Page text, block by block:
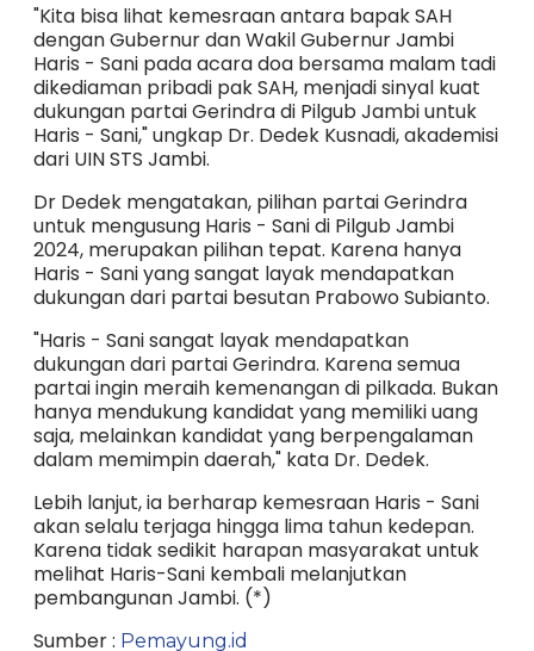
"Kita bisa lihat kemesraan antara bapak SAH
dengan Gubernur dan Wakil Gubernur Jambi
Haris - Sani pada acara doa bersama malam tadi
dikediaman pribadi pak SAH, menjadi sinyal kuat
dukungan partai Gerindra di Pilgub Jambi untuk
Haris - Sani," ungkap Dr. Dedek Kusnadi, akademisi
dari UIN STS Jambi.
Dr Dedek mengatakan, pilihan partai Gerindra
untuk mengusung Haris - Sani di Pilgub Jambi
2024, merupakan pilihan tepat. Karena hanya
Haris - Sani yang sangat layak mendapatkan
dukungan dari partai besutan Prabowo Subianto.
"Haris - Sani sangat layak mendapatkan
dukungan dari partai Gerindra. Karena semua
partai ingin meraih kemenangan di pilkada. Bukan
hanya mendukung kandidat yang memiliki uang
saja, melainkan kandidat yang berpengalaman
dalam memimpin daerah," kata Dr. Dedek.
Lebih lanjut, ia berharap kemesraan Haris - Sani
akan selalu terjaga hingga lima tahun kedepan.
Karena tidak sedikit harapan masyarakat untuk
melihat Haris-Sani kembali melanjutkan
pembangunan Jambi. (*)
Sumber : Pemayung.id